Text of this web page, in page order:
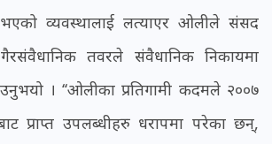
व्यवस्थालाई लत्याएर ओलीले संसद
तवरले संवैधानिक निकायमा
। ‘‘ओलीका प्रतिगामी कदमले २००७
प्राप्त उपलब्धीहरु धरापमा परेका छन्,